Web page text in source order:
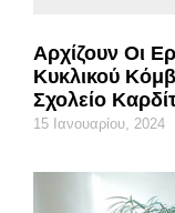
Αρχίζουν Οι
Κυκλικού
Σχολείο
15 Ιανουαρίου, 2024